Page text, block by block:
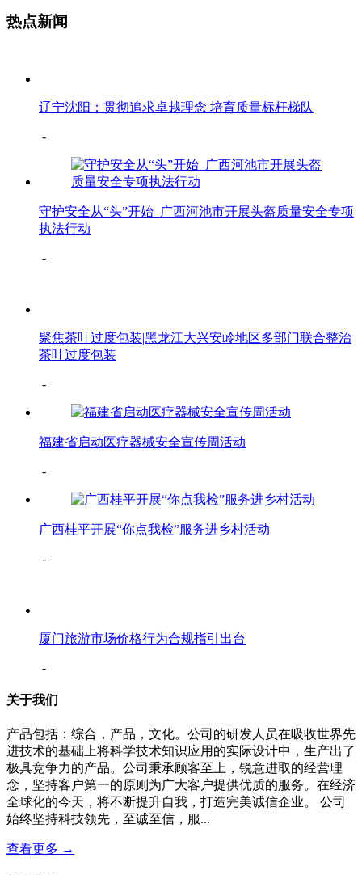
热点新闻
辽宁沈阳：贯彻追求卓越理念 培育质量标杆梯队
-
守护安全从“头”开始 广西河池市开展头盔质量安全专项
执法行动
-
聚焦茶叶过度包装|黑龙江大兴安岭地区多部门联合整治
茶叶过度包装
-
福建省启动医疗器械安全宣传周活动
-
广西桂平开展“你点我检”服务进乡村活动
-
厦门旅游市场价格行为合规指引出台
-
关于我们
产品包括：综合，产品，文化。公司的研发人员在吸收世界先
进技术的基础上将科学技术知识应用的实际设计中，生产出了
极具竞争力的产品。公司秉承顾客至上，锐意进取的经营理
念，坚持客户第一的原则为广大客户提供优质的服务。在经济
全球化的今天，将不断提升自我，打造完美诚信企业。 公司
始终坚持科技领先，至诚至信，服...
查看更多 →